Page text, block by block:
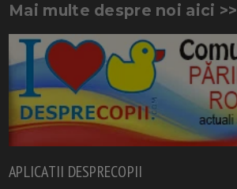
Mai multe despre noi aici >>
APLICATII DESPRECOPII